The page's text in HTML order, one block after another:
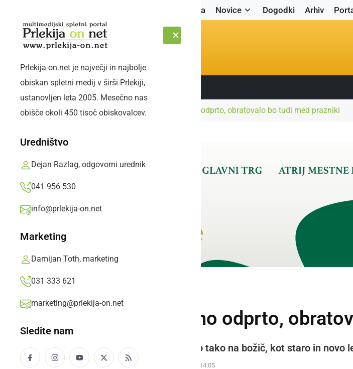
Naslovnica Novice Dogodki Arhiv
NEDELJA, 9. AVGUST 2026 Sledite nam:
Prlekija-on.net je največji in najbolje
obiskan spletni medij v širši Prlekiji,
ustanovljen leta 2005. Mesečno nas
obišče okoli 450 tisoč obiskovalcev.
Uredništvo
Dejan Razlag, odgovorni urednik
041 956 530
info@prlekija-on.net
Marketing
Damijan Toth, marketing
031 333 621
marketing@prlekija-on.net
Sledite nam
Naslovnica DružabnoDrsališče ponovno odprto, obratovalo bo tudi med prazniki
Drsališče ponovno odprto,
Ljutomersko drsališče bo odprto tako na božič, kot staro in novo
Prlekija-on.net,ponedeljek, 23. december 2019 ob 14:05